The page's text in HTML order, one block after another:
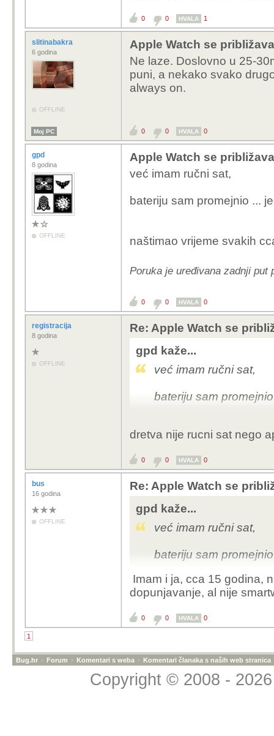
0 0 HVALA 1
slitinabakra
6 godina
OFFLINE
Apple Watch se
Ne laze. Doslovno u 25-
puni, a nekako svako
always on.
Moj PC 0 0 HVALA 0
gpd
8 godina
OFFLINE
Apple Watch se
već imam ručni sat,
bateriju sam promejnio ...
naštimao vrijeme svakih
Poruka je uređivana zadnji put
0 0 HVALA 0
registracija
8 godina
OFFLINE
Re: Apple Watch se
gpd kaže...
već imam ručni sat,
bateriju sam
naštimao vrijeme
dretva nije rucni sat nego
0 0 HVALA 0
bus
16 godina
OFFLINE
Re: Apple Watch se
gpd kaže...
već imam ručni sat,
bateriju sam
naštimao vrijeme
Imam i ja, cca 15 godina,
dopunjavanje, al nije
0 0 HVALA 0
1
Bug.hr » Forum » Komentari s weba » Komentari članaka s naših web stranica
Copyright © 2008 -